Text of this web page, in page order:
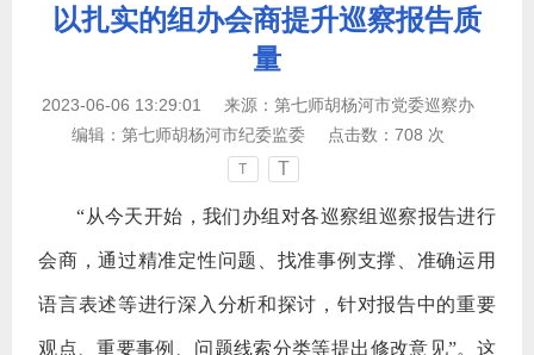
以扎实的组办会商提升巡察报告质
量
2023-06-06 13:29:01 来源： 第七师胡杨河市党委巡察办
编辑： 第七师胡杨河市纪委监委 点击数： 708 次
T T
“从今天开始，我们办组对各巡察组巡察报告进行
会商，通过精准定性问题、找准事例支撑、准确运用
语言表述等进行深入分析和探讨，针对报告中的重要
观点、重要事例、问题线索分类等提出修改意见”。这